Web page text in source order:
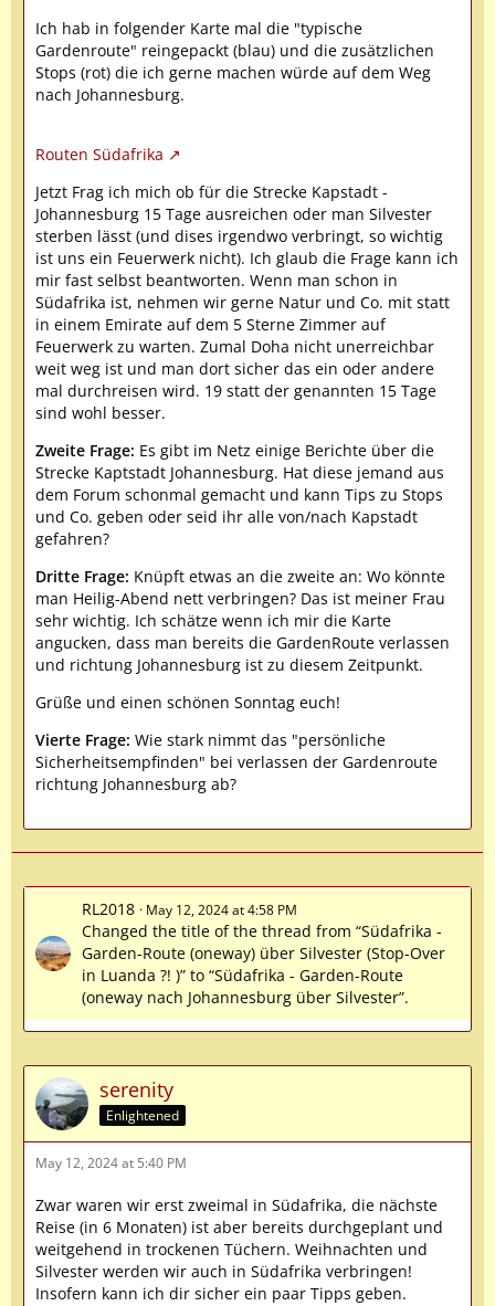
Ich hab in folgender Karte mal die "typische
Gardenroute" reingepackt (blau) und die zusätzlichen
Stops (rot) die ich gerne machen würde auf dem Weg
nach Johannesburg.
Routen Südafrika
Jetzt Frag ich mich ob für die Strecke Kapstadt -
Johannesburg 15 Tage ausreichen oder man Silvester
sterben lässt (und dises irgendwo verbringt, so wichtig
ist uns ein Feuerwerk nicht). Ich glaub die Frage kann ich
mir fast selbst beantworten. Wenn man schon in
Südafrika ist, nehmen wir gerne Natur und Co. mit statt
in einem Emirate auf dem 5 Sterne Zimmer auf
Feuerwerk zu warten. Zumal Doha nicht unerreichbar
weit weg ist und man dort sicher das ein oder andere
mal durchreisen wird. 19 statt der genannten 15 Tage
sind wohl besser.
Zweite Frage: Es gibt im Netz einige Berichte über die
Strecke Kaptstadt Johannesburg. Hat diese jemand aus
dem Forum schonmal gemacht und kann Tips zu Stops
und Co. geben oder seid ihr alle von/nach Kapstadt
gefahren?
Dritte Frage: Knüpft etwas an die zweite an: Wo könnte
man Heilig-Abend nett verbringen? Das ist meiner Frau
sehr wichtig. Ich schätze wenn ich mir die Karte
angucken, dass man bereits die GardenRoute verlassen
und richtung Johannesburg ist zu diesem Zeitpunkt.
Grüße und einen schönen Sonntag euch!
Vierte Frage: Wie stark nimmt das "persönliche
Sicherheitsempfinden" bei verlassen der Gardenroute
richtung Johannesburg ab?
RL2018 May 12, 2024 at 4:58 PM
Changed the title of the thread from “Südafrika -
Garden-Route (oneway) über Silvester (Stop-Over
in Luanda ?! )” to “Südafrika - Garden-Route
(oneway nach Johannesburg über Silvester”.
serenity
Enlightened
May 12, 2024 at 5:40 PM
Zwar waren wir erst zweimal in Südafrika, die nächste
Reise (in 6 Monaten) ist aber bereits durchgeplant und
weitgehend in trockenen Tüchern. Weihnachten und
Silvester werden wir auch in Südafrika verbringen!
Insofern kann ich dir sicher ein paar Tipps geben.